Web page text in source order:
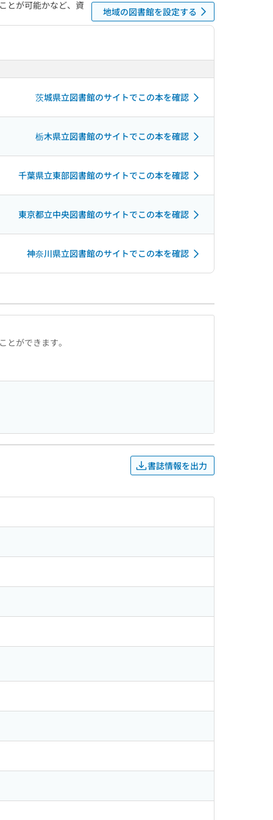
とが可能かなど、資
地域の図書館を設定する
茨城県立図書館のサイトでこの本を確認
栃木県立図書館のサイトでこの本を確認
千葉県立東部図書館のサイトでこの本を確認
東京都立中央図書館のサイトでこの本を確認
神奈川県立図書館のサイトでこの本を確認
ができます。
書誌情報を出力